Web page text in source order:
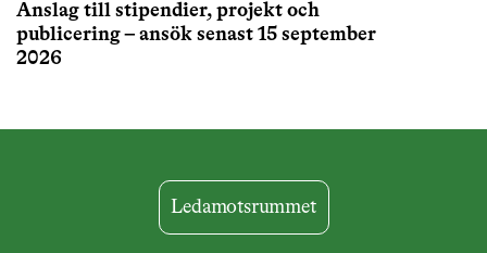
Anslag till stipendier, projekt och
publicering – ansök senast 15 september
2026
Ledamotsrummet